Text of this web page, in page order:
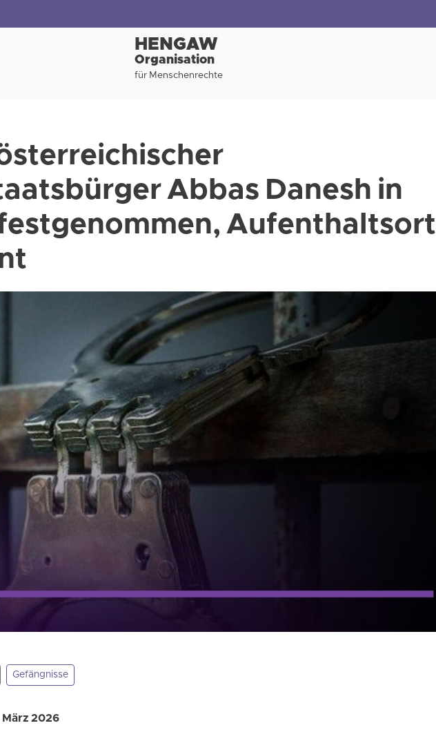
HENGAW
Organisation
für Menschenrechte
Abbas Danesh in
Aufenthaltsort
Gefängnisse
2026